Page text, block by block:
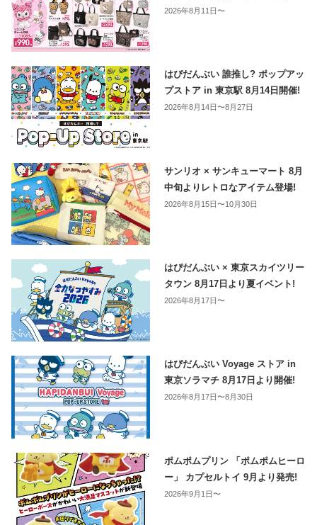
2026年8月11日〜
はぴだんぶい 誰推し? ポップアッ
プストア in 東京駅 8月14日開催!
2026年8月14日〜8月27日
サンリオ × サンキューマート 8月
中旬よりレトロなアイテム登場!
2026年8月15日〜10月30日
はぴだんぶい × 東京スカイツリー
タウン 8月17日より夏イベント!
2026年8月17日〜
はぴだんぶい Voyage ストア in
東京ソラマチ 8月17日より開催!
2026年8月17日〜8月30日
ポムポムプリン 「ポムポムヒーロ
ー」 カプセルトイ 9月より発売!
2026年9月1日〜